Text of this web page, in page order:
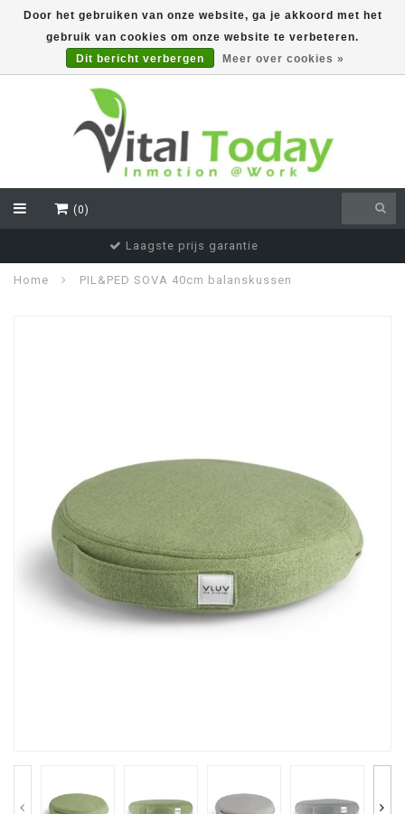
(0)
Voor 16:00 besteld, vandaag verstuurd
Home PIL&PED SOVA 40cm balanskussen
Door het gebruiken van onze website, ga je akkoord met het
gebruik van cookies om onze website te verbeteren.
Dit bericht verbergen
Meer over cookies »